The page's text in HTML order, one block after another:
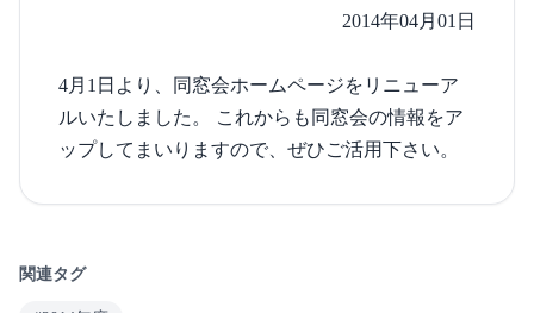
2014年04月01日
4月1日より、同窓会ホームページをリニューア
ルいたしました。 これからも同窓会の情報をア
ップしてまいりますので、ぜひご活用下さい。
関連タグ